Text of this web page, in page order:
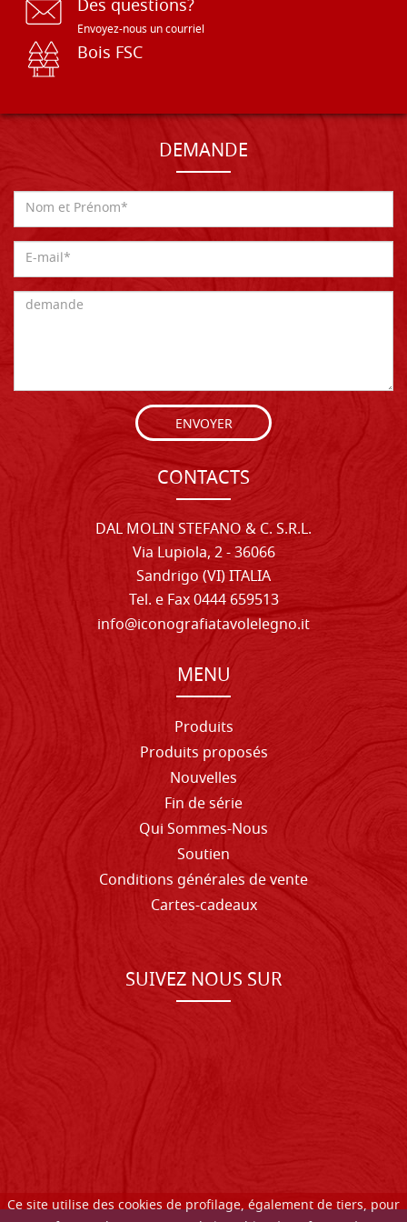
Ce site utilise des cookies de profilage, également de tiers, pour
Des questions?
Envoyez-nous un courriel
Bois FSC
DEMANDE
ENVOYER
CONTACTS
DAL MOLIN STEFANO & C. S.R.L.
Via Lupiola, 2 - 36066
Sandrigo (VI) ITALIA
Tel. e Fax 0444 659513
info@iconografiatavolelegno.it
MENU
Produits
Produits proposés
Nouvelles
Fin de série
Qui Sommes-Nous
Soutien
Conditions générales de vente
Cartes-cadeaux
SUIVEZ NOUS SUR